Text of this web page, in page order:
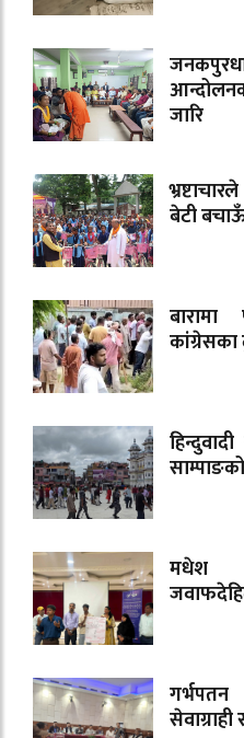
जारि
बेटी
बारामा
मधेश